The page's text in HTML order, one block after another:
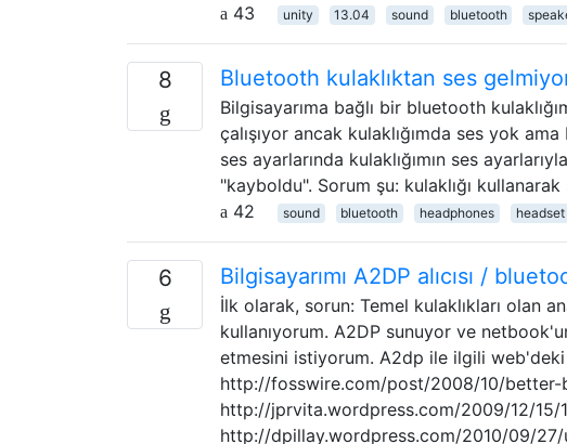
43
unity 13.04 sound bluetooth
8 Bluetooth kulaklıktan ses
Bilgisayarıma bağlı bir bluetooth
çalışıyor ancak kulaklığımda ses yok
ses ayarlarında kulaklığımın ses
"kayboldu". Sorum şu: kulaklığı
42
sound bluetooth headphones headset
6 Bilgisayarımı A2DP alıcısı /
İlk olarak, sorun: Temel kulaklıkları olan
kullanıyorum. A2DP sunuyor ve
etmesini istiyorum. A2dp ile ilgili
http://fosswire.com/post/2008/10/
http://jprvita.wordpress.com/2009/12/
http://dpillay.wordpress.com/2010/09/